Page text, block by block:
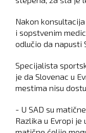
Nakon
i sopstvenim
odlučio da napusti
Specijalista
je da Slovenac u
mestima nisu
- U SAD su
Razlika u Evropi